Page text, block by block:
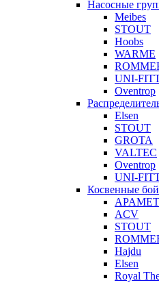
Насосные
Meibes
STOUT
Hoobs
WARME
UNI-
Oventrop
Elsen
STOUT
GROTA
VALTEC
Oventrop
UNI-
Косвенные
APAMET
ACV
STOUT
Hajdu
Elsen
Royal